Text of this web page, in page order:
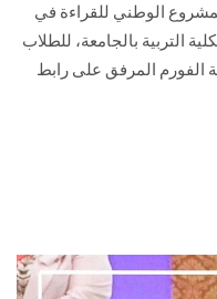
الوطني للقراءة في
العربية بكلية التربية بالجامعة، للطلاب
الفورم المرفق على رابط